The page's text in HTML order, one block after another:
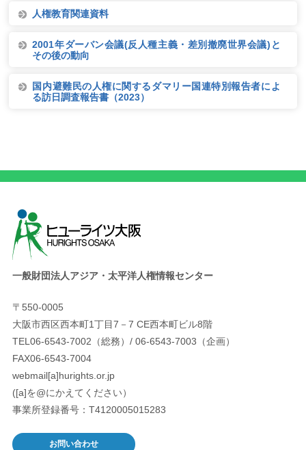
人権教育関連資料
2001年ダーバン会議(反人種主義・差別撤廃世界会議)と
その後の動向
国内避難民の人権に関するダマリー国連特別報告者によ
る訪日調査報告書（2023）
一般財団法人アジア・太平洋人権情報センター
〒550-0005
大阪市西区西本町1丁目7－7 CE西本町ビル8階
TEL06-6543-7002（総務）/ 06-6543-7003（企画）
FAX06-6543-7004
webmail[a]hurights.or.jp
([a]を@にかえてください）
事業所登録番号：T4120005015283
お問い合わせ